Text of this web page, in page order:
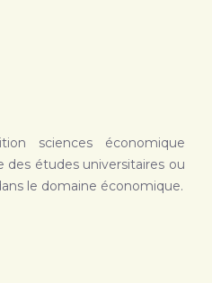
sciences économique
des études universitaires ou
le domaine économique.